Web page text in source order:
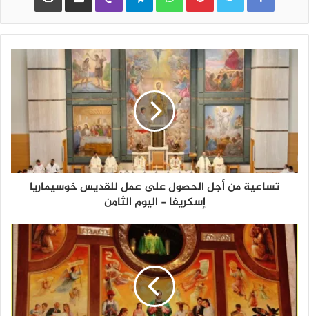
تساعية من أجل الحصول على عمل للقديس خوسيماريا
إسكريفا - اليوم الثامن